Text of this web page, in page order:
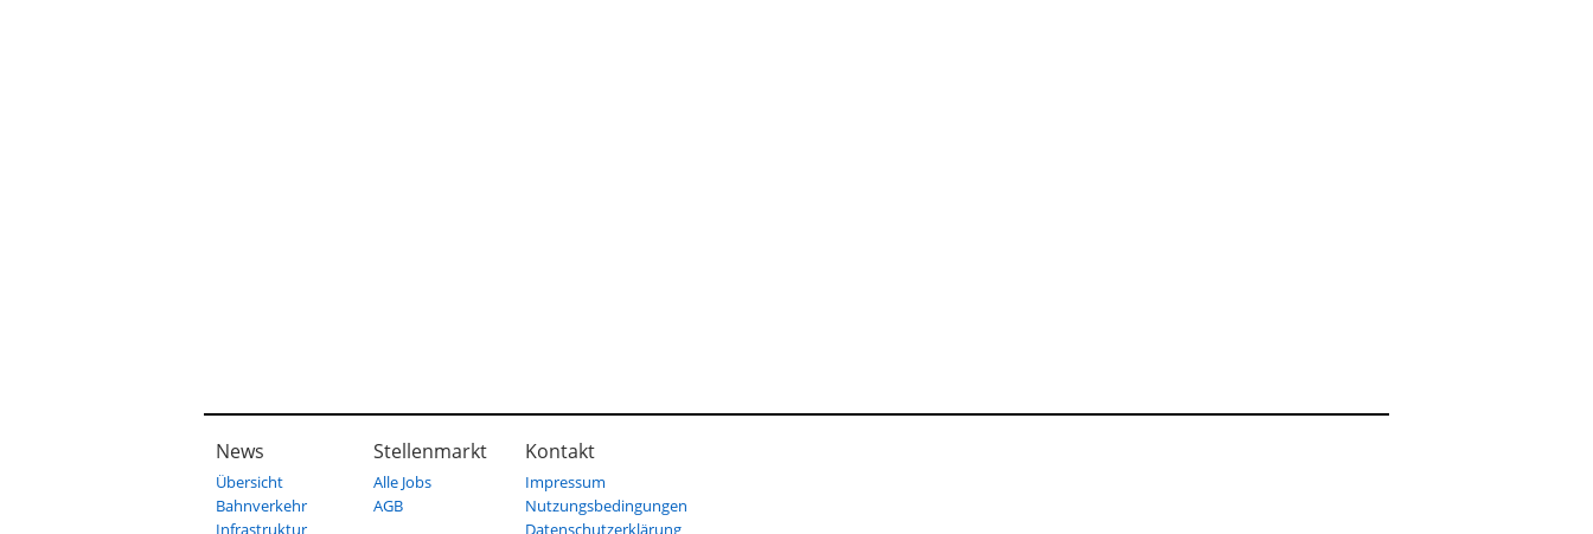
News
Übersicht
Bahnverkehr
Infrastruktur
Stellenmarkt
Alle Jobs
AGB
Kontakt
Impressum
Nutzungsbedingungen
Datenschutzerklärung